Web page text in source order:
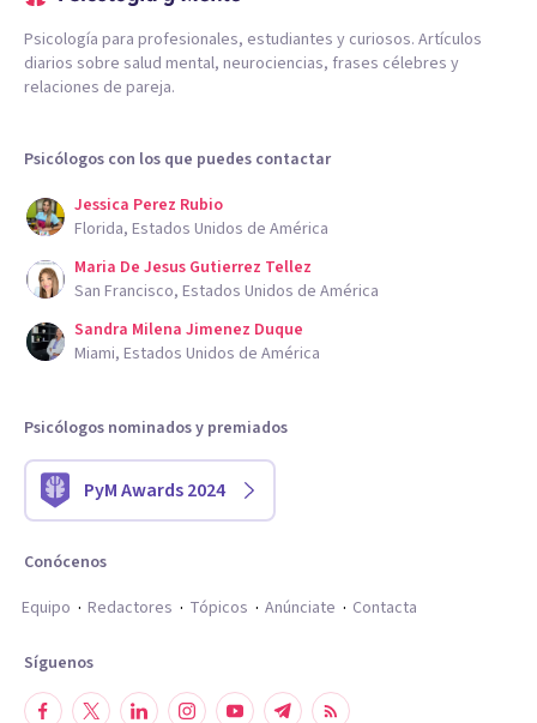
Psicología para profesionales, estudiantes y curiosos. Artículos
diarios sobre salud mental, neurociencias, frases célebres y
relaciones de pareja.
Psicólogos con los que puedes contactar
Jessica Perez Rubio
Florida, Estados Unidos de América
Maria De Jesus Gutierrez Tellez
San Francisco, Estados Unidos de América
Sandra Milena Jimenez Duque
Miami, Estados Unidos de América
Psicólogos nominados y premiados
PyM Awards 2024
Conócenos
Equipo
Redactores Tópicos Anúnciate Contacta
Síguenos